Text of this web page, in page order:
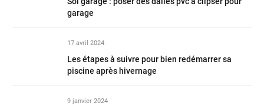
garage
17 avril 2024
Les étapes à suivre pour bien redémarrer sa
piscine après hivernage
9 janvier 2024